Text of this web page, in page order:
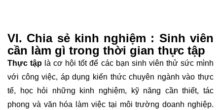
VI. Chia sẻ kinh nghiệm : Sinh viên
cần làm gì trong thời gian thực tập
Thực tập là cơ hội tốt để các bạn sinh viên thử sức mình
với công việc, áp dụng kiến thức chuyên ngành vào thực
tế, học hỏi những kinh nghiệm, kỹ năng cần thiết, tác
phong và văn hóa làm việc tại môi trường doanh nghiệp.